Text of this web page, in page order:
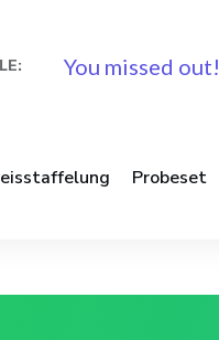
You missed out!
Probeset